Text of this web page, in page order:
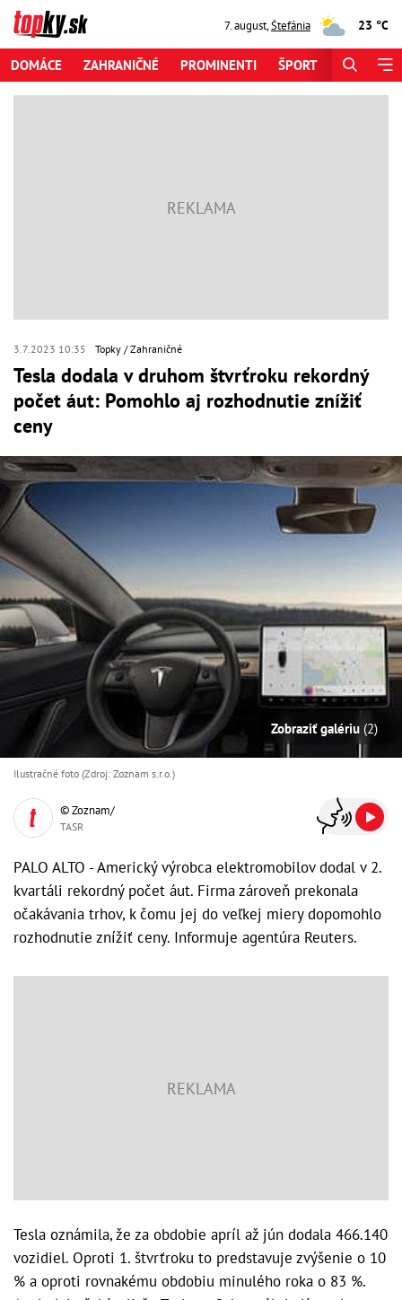
7. august,Štefánia 23 °C
DOMÁCE ZAHRANIČNÉ PROMINENTI ŠPORT
3.7.2023 10:35 Topky Zahraničné
Tesla dodala v druhom štvrťroku rekordný
počet áut: Pomohlo aj rozhodnutie znížiť
ceny
Zobraziť galériu (2)
Ilustračné foto (Zdroj: Zoznam s.r.o.)
© Zoznam/
TASR
PALO ALTO - Americký výrobca elektromobilov dodal v 2.
kvartáli rekordný počet áut. Firma zároveň prekonala
očakávania trhov, k čomu jej do veľkej miery dopomohlo
rozhodnutie znížiť ceny. Informuje agentúra Reuters.
Tesla oznámila, že za obdobie apríl až jún dodala 466.140
vozidiel. Oproti 1. štvrťroku to predstavuje zvýšenie o 10
% a oproti rovnakému obdobiu minulého roka o 83 %.